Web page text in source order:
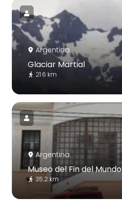
Argentina
Glaciar Martial
21.6 km
Argentina
Museo del Fin del Mundo
35.2 km